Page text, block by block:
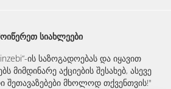
ᲡᲘᲐᲮᲚᲔᲔᲑᲘ
ის საზოგადოებას და იყავით
მიმდინარე აქციების შესახებ, ასევე
შეთავაზებები მხოლოდ თქვენთვის!"